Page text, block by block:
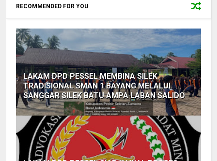
RECOMMENDED FOR YOU
LAKAM DPD PESSEL MEMBINA SILEK
TRADISIONAL SMAN 1 BAYANG MELALUI
SANGGAR SILEK BATU AMPA LABAN SALIDO